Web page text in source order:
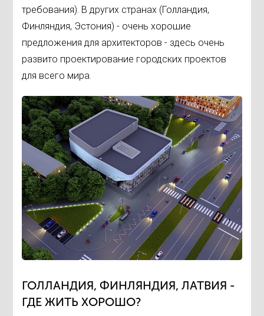
требования). В других странах (Голландия,
Финляндия, Эстония) - очень хорошие
предложения для архитекторов - здесь очень
развито проектирование городских проектов
для всего мира.
ГОЛЛАНДИЯ, ФИНЛЯНДИЯ, ЛАТВИЯ -
ГДЕ ЖИТЬ ХОРОШО?